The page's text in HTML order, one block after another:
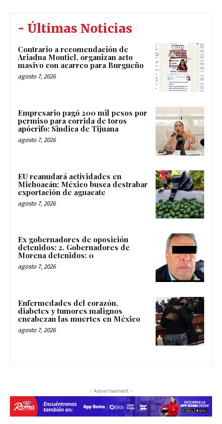
- Últimas Noticias
Contrario a recomendación de
Ariadna Montiel, organizan acto
masivo con acarreo para Burgueño
agosto 7, 2026
Empresario pagó 200 mil pesos por
permiso para corrida de toros
apócrifo: Sindica de Tijuana
agosto 7, 2026
EU reanudará actividades en
Michoacán; México busca destrabar
exportación de aguacate
agosto 7, 2026
Ex gobernadores de oposición
detenidos: 2. Gobernadores de
Morena detenidos: 0
agosto 7, 2026
Enfermedades del corazón,
diabetes y tumores malignos
encabezan las muertes en México
agosto 7, 2026
- Advertisement -